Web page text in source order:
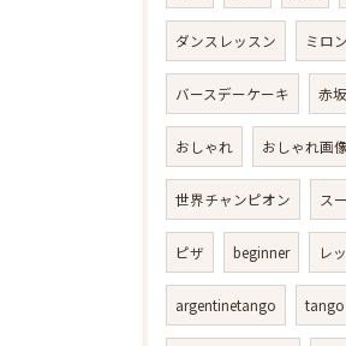
ダンスレッスン ミロ
バースデーケーキ 赤
おしゃれ おしゃれ画像
世界チャンピオン ス
ピザ beginner レ
argentinetango tango